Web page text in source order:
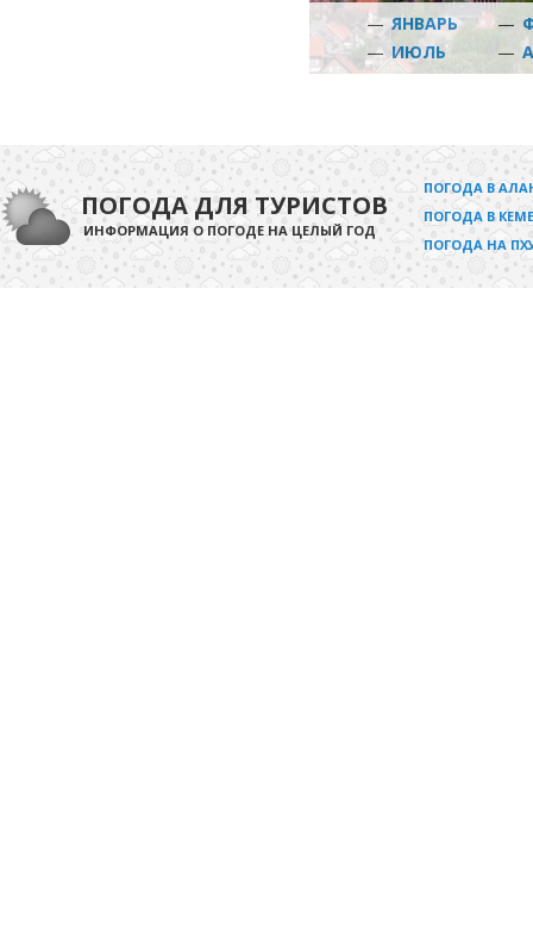
—ЯНВАРЬ —
— ИЮЛЬ —
ПОГОДА ДЛЯ ТУРИСТОВ
ИНФОРМАЦИЯ О ПОГОДЕ НА ЦЕЛЫЙ ГОД
ПОГОДА В
ПОГОДА В
ПОГОДА НА